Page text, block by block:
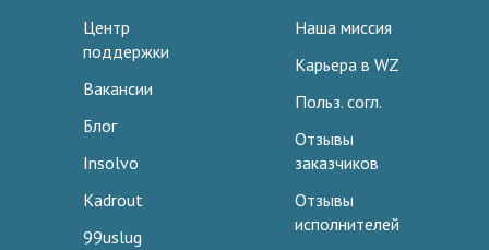
Центр
поддержки
Вакансии
Блог
Insolvo
Kadrout
99uslug
Наша миссия
Карьера в WZ
Польз. согл.
Отзывы
заказчиков
Отзывы
исполнителей